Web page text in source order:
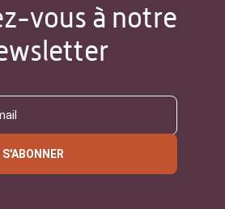
vous à notre
S'ABONNER